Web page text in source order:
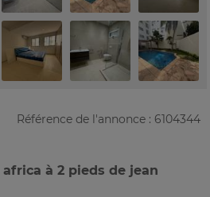
Référence de l'annonce : 6104344
à 2 pieds de jean